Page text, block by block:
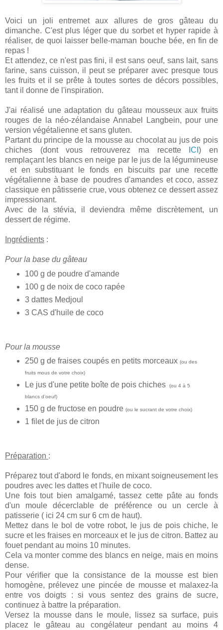
Voici un joli entremet aux allures de gros gâteau du
dimanche. C'est plus léger que du sorbet et hyper rapide à
réaliser, de quoi laisser belle-maman bouche bée, en fin de
repas !
Et attendez, ce n'est pas fini, il est sans oeuf, sans lait, sans
farine, sans cuisson, il peut se préparer avec presque tous
les fruits et il se prête à toutes sortes de décors possibles,
tant il donne de l'inspiration.
J'ai réalisé une adaptation du gâteau mousseux aux fruits
rouges de la néo-zélandaise Annabel Langbein, pour une
version végétalienne et sans gluten.
Partant du principe de la mousse au chocolat au jus de pois
chiches (dont vous retrouverez ma recette
ICI) en
remplaçant les blancs en neige par le jus de la légumineuse
et en substituant le fonds en biscuits par une recette
végétalienne à base de poudres d'amandes et coco, assez
classique en pâtisserie crue, vous obtenez ce dessert assez
impressionant.
Avec de la stévia, il deviendra même discrètement, un
dessert de régime.
Ingrédients :
Pour la base du gâteau
100 g de poudre d'amande
100 g de noix de coco rapée
3 dattes Medjoul
3 CAS d'huile de coco
Pour la mousse
250 g de fraises coupés en petits morceaux (ou des
fruits mous de votre choix)
Le jus d'une petite boîte de pois chiches
(ou 4 à 5
blancs d'oeuf)
150 g de fructose en poudre (ou le sucrant de votre choix)
1 filet de jus de citron
Préparation :
Préparez tout d'abord le fonds, en mixant soigneusement les
poudres avec les dattes et l'huile de coco.
Une fois tout bien amalgamé, tassez cette pâte au fonds
d'un moule décerclable de préférence ou un cercle à
patisserie ( ici 24 cm sur 6 cm de haut).
Mettez dans le bol de votre robot, le jus de pois chiche, le
sucre et les fraises en morceaux et le jus de citron. Battez au
fouet pendant au moins 10 minutes.
Cela va monter comme des blancs en neige, mais en moins
dense.
Pour vériﬁer que la consistance de la mousse est bien
homogène, prélevez une pincée de mousse et malaxez-la
entre vos doigts : si vous sentez des grains de sucre,
continuez à battre la préparation.
Versez la mousse dans le moule, lissez sa surface, puis
placez le gâteau au congélateur pendant au moins 4